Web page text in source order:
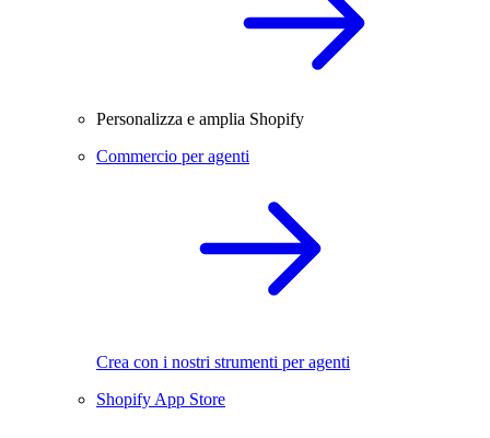
Personalizza e amplia Shopify
Commercio per agenti
Crea con i nostri strumenti per agenti
Shopify App Store